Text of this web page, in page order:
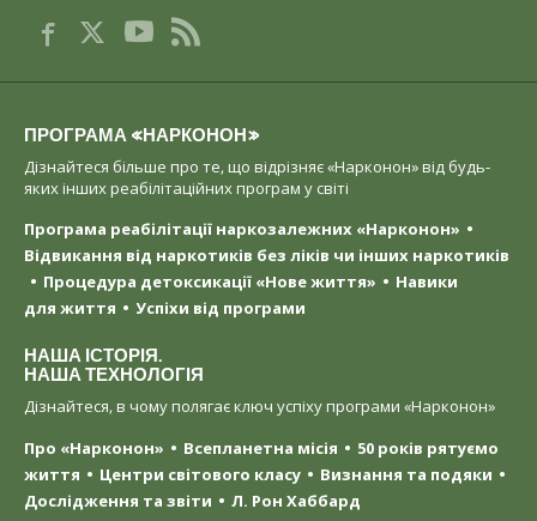
ПРОГРАМА «НАРКОНОН»
Дізнайтеся більше про те, що відрізняє «Нарконон» від будь-
яких інших реабілітаційних програм у світі
Програма реабілітації наркозалежних «Нарконон»
Відвикання від наркотиків без ліків чи інших наркотиків
Процедура детоксикації «Нове життя»
Навики
для життя
Успіхи від програми
НАША ІСТОРІЯ.
НАША ТЕХНОЛОГІЯ
Дізнайтеся, в чому полягає ключ успіху програми «Нарконон»
Про «Нарконон»
Всепланетна місія
50 років рятуємо
життя
Центри світового класу
Визнання та подяки
Дослідження та звіти
Л. Рон Хаббард